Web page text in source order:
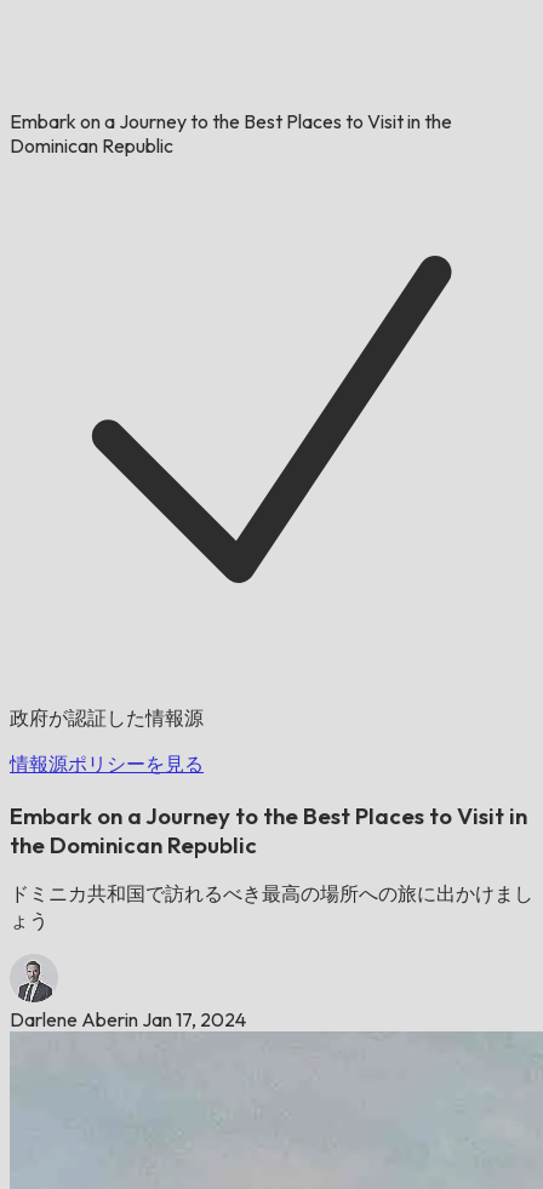
Embark on a Journey to the Best Places to Visit in the
Dominican Republic
政府が認証した情報源
情報源ポリシーを見る
Embark on a Journey to the Best Places to Visit in
the Dominican Republic
ドミニカ共和国で訪れるべき最高の場所への旅に出かけまし
ょう
Darlene Aberin Jan 17, 2024